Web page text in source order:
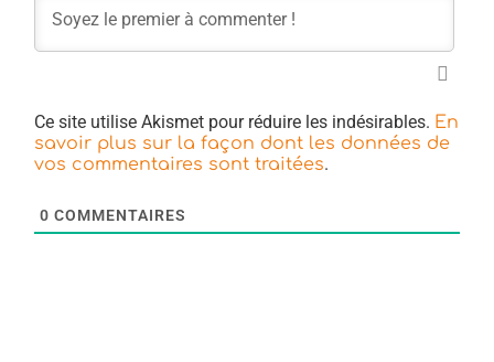
Ce site utilise Akismet pour réduire les indésirables. En
savoir plus sur la façon dont les données de
vos commentaires sont traitées.
0 COMMENTAIRES